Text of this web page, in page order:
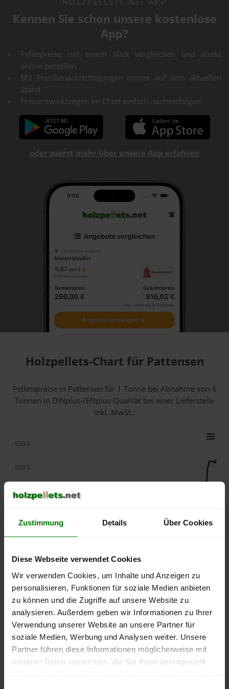
Zustimmung Details Über Cookies
Diese Webseite verwendet Cookies
Wir verwenden Cookies, um Inhalte und Anzeigen zu
personalisieren, Funktionen für soziale Medien anbieten
zu können und die Zugriffe auf unsere Website zu
analysieren. Außerdem geben wir Informationen zu Ihrer
Verwendung unserer Website an unsere Partner für
soziale Medien, Werbung und Analysen weiter. Unsere
Partner führen diese Informationen möglicherweise mit
weiteren Daten zusammen, die Sie ihnen bereitgestellt
Kennen Sie schon unsere kostenlose
App?
Pelletpreise mit einem Klick vergleichen und direkt
online bestellen
Mit Preisbenachrichtigungen immer auf dem aktuellen
Stand
Preisentwicklungen im Chart einfach nachverfolgen
oder zuerst mehr über unsere App erfahren
Holzpellets-Chart für Pattensen
Pelletspreise in Pattensen für 1 Tonne bei Abnahmevon 6
Tonnen in DINplus-/ENplus-Qualität bei einer Lieferstelle
inkl. MwSt.:
lose Ware Sackware
September
2025
Januar
2026
Mai
2026
250 €
300 €
350 €
450 €
500 €
550 €
Die aktuelle Preisentwicklung für Holzpellets in Deutschland
können Sie jederzeit auf unsererPelletspreise-Seite
nachvollziehen.